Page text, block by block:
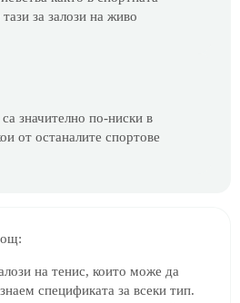
за залози на живо
значително по-ниски в
от останалите спортове
на тенис, които може да
спецификата за всеки тип.